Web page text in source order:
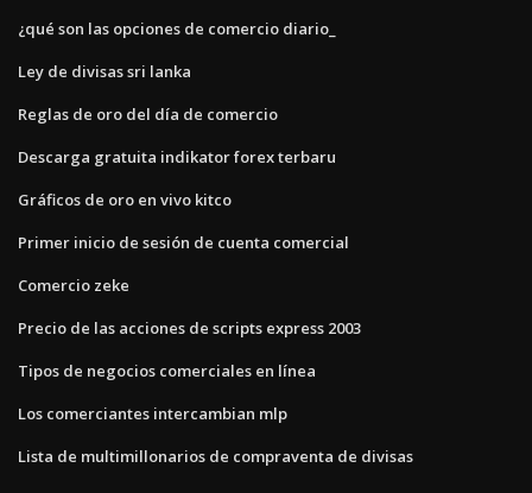
¿qué son las opciones de comercio diario_
Ley de divisas sri lanka
Reglas de oro del día de comercio
Descarga gratuita indikator forex terbaru
Gráficos de oro en vivo kitco
Primer inicio de sesión de cuenta comercial
Comercio zeke
Precio de las acciones de scripts express 2003
Tipos de negocios comerciales en línea
Los comerciantes intercambian mlp
Lista de multimillonarios de compraventa de divisas